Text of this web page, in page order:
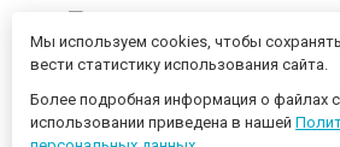
Нижегородский цифровой CHIP52 -
2026 Разработано в
Мы используем cookies, чтобы
вести статистику использования сайта.
Более подробная информация о файлах
использовании приведена в нашей